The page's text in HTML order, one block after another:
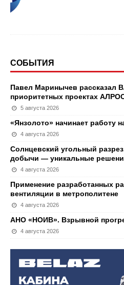
СОБЫТИЯ
Павел Маринычев рассказал
приоритетных проектах
5 августа 2026
«Янзолото» начинает работу
4 августа 2026
Солнцевский угольный
добычи — уникальные
4 августа 2026
Применение разработанных
вентиляции в метрополитене
4 августа 2026
АНО «НОИВ». Взрывной
4 августа 2026